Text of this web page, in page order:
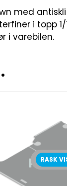
med
i topp 1/
i varebilen.
RASK